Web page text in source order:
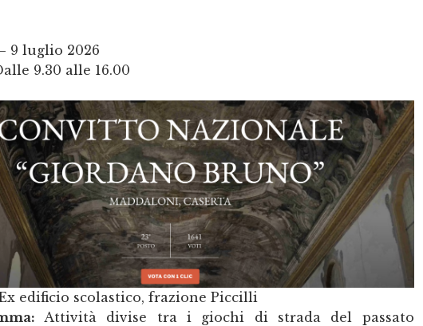
9 luglio 2026
9.30 alle 16.00
edificio scolastico, frazione Piccilli
Attività divise tra i giochi di strada del passato